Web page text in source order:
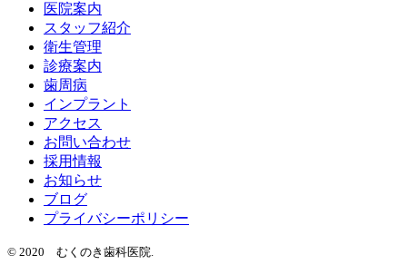
医院案内
スタッフ紹介
衛生管理
診療案内
歯周病
インプラント
アクセス
お問い合わせ
採用情報
お知らせ
ブログ
プライバシーポリシー
© 2020 むくのき歯科医院.